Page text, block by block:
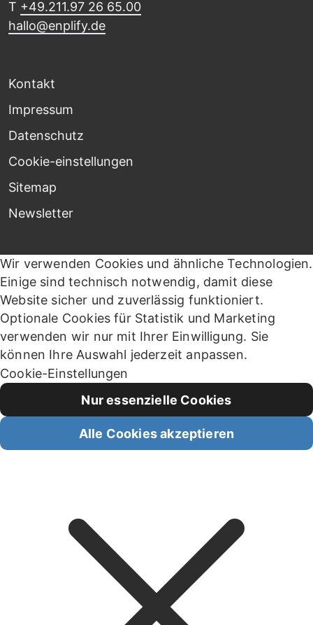
T +49.211.97 26 65.00
hallo@enplify.de
Kontakt
Impressum
Datenschutz
Cookie-einstellungen
Sitemap
Newsletter
Wir verwenden Cookies und ähnliche Technologien.
Einige sind technisch notwendig, damit diese
Website sicher und zuverlässig funktioniert.
Optionale Cookies für Statistik und Marketing
verwenden wir nur mit Ihrer Einwilligung. Sie
können Ihre Auswahl jederzeit anpassen.
Cookie-Einstellungen
Nur essenzielle Cookies
Alle Cookies akzeptieren